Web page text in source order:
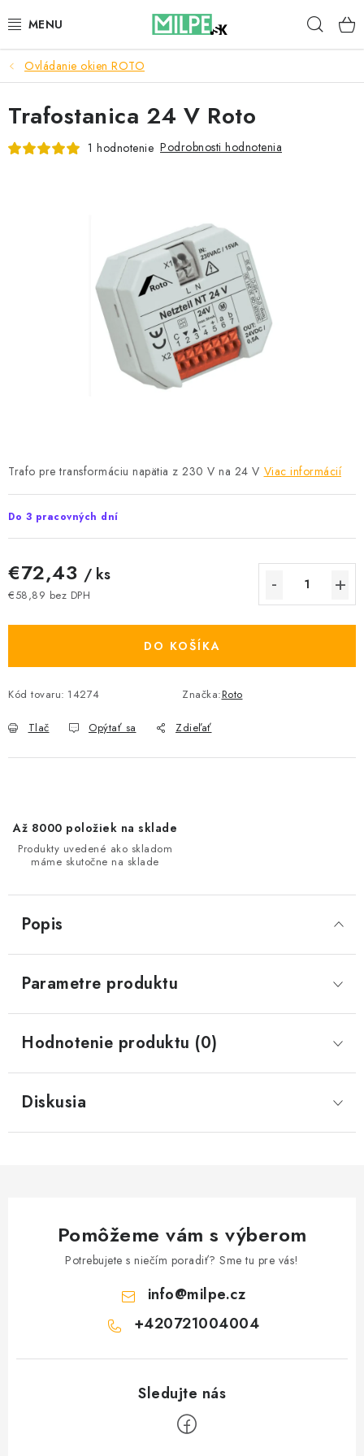
na
STREŠNÉ OKNÁ
PODKROVNÉ SCHODY
DOM A ZÁHRADA
Reklamace a vrácení zboží
Zásady používania súborov cookie
Podmínky ochrany osobních údajů
Obchodní podmínky
Ovládanie okien ROTO
Trafo pre transformáciu napätia z 230 V na 24 V Viac informácií
Do 3 pracovných dní
€72,43 / ks
€58,89 bez DPH
DO KOŠÍKA
Kód tovaru: 14274 Značka:Roto
Tlač Opýtať sa Zdieľať
Trafostanica 24 V Roto
1 hodnotenie Podrobnosti hodnotenia
Až 8000 položiek na sklade
Produkty uvedené ako skladom
máme skutočne na sklade
Popis
Parametre produktu
Hodnotenie produktu (0)
Diskusia
Pomôžeme vám s výberom
Potrebujete s niečím poradiť? Sme tu pre vás!
info@milpe.cz
+420721004004